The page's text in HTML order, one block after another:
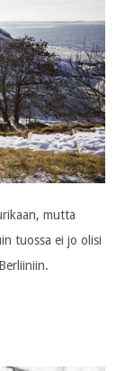
mutta
tuossa ei jo olisi